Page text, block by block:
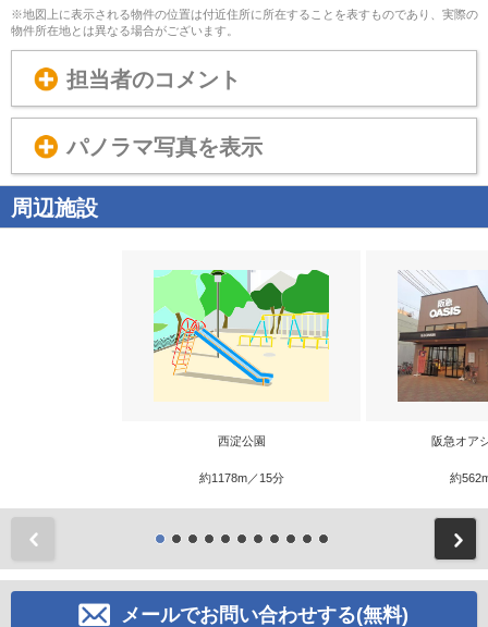
※地図上に表示される物件の位置は付近住所に所在することを表すものであり、実際の
物件所在地とは異なる場合がございます。
担当者のコメント
パノラマ写真を表示
周辺施設
西淀公園
約1178m／15分
阪急オア
約
メールでお問い合わせする(無料)